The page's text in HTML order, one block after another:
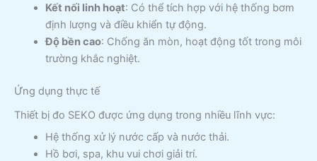
Kết nối linh hoạt: Có thể tích hợp với hệ thống bơm
định lượng và điều khiển tự động.
Độ bền cao: Chống ăn mòn, hoạt động tốt trong môi
trường khắc nghiệt.
Ứng dụng thực tế
Thiết bị đo SEKO được ứng dụng trong nhiều lĩnh vực:
Hệ thống xử lý nước cấp và nước thải.
Hồ bơi, spa, khu vui chơi giải trí.